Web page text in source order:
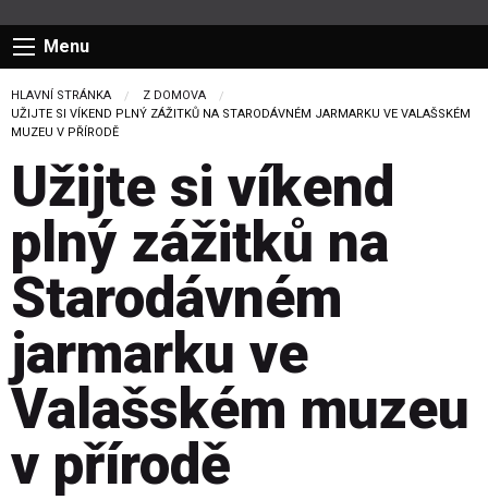
Menu
HLAVNÍ STRÁNKA
Z DOMOVA
CURRENT:
UŽIJTE SI VÍKEND PLNÝ ZÁŽITKŮ NA STARODÁVNÉM JARMARKU VE VALAŠSKÉM
MUZEU V PŘÍRODĚ
Užijte si víkend
plný zážitků na
Starodávném
jarmarku ve
Valašském muzeu
v přírodě